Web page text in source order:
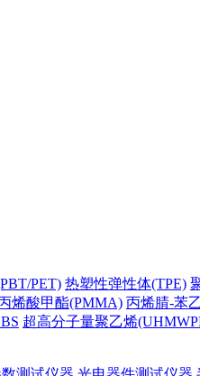
PET) 热塑性弹性体(TPE)
烯酸甲酯(PMMA) 丙烯腈-苯
超高分子量聚乙烯